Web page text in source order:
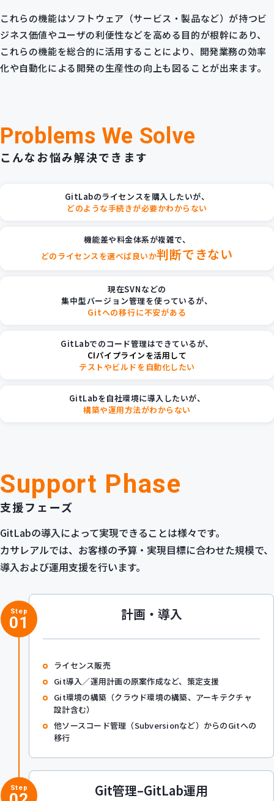
これらの機能はソフトウェア（サービス・製品など）が持つビ
ジネス価値やユーザの利便性などを高める目的が根幹にあり、
これらの機能を総合的に活用することにより、開発業務の効率
化や自動化による開発の生産性の向上も図ることが出来ます。
Problems We Solve
こんなお悩み解決できます
GitLabのライセンスを購入したいが、
どのような手続きが必要かわからない
機能差や料金体系が複雑で、
どのライセンスを選べば良いか判断できない
現在SVNなどの
集中型バージョン管理を使っているが、
Gitへの移行に不安がある
GitLabでのコード管理はできているが、
CIパイプラインを活用して
テストやビルドを自動化したい
GitLabを自社環境に導入したいが、
構築や運用方法がわからない
Support Phase
支援フェーズ
GitLabの導入によって実現できることは様々です。
カサレアルでは、お客様の予算・実現目標に合わせた規模で、
導入および運用支援を行います。
Step
01 計画・導入
ライセンス販売
Git導入／運用計画の原案作成など、策定支援
Git環境の構築（クラウド環境の構築、アーキテクチャ
設計含む）
他ソースコード管理（Subversionなど）からのGitへの
移行
Step Git管理–GitLab運用